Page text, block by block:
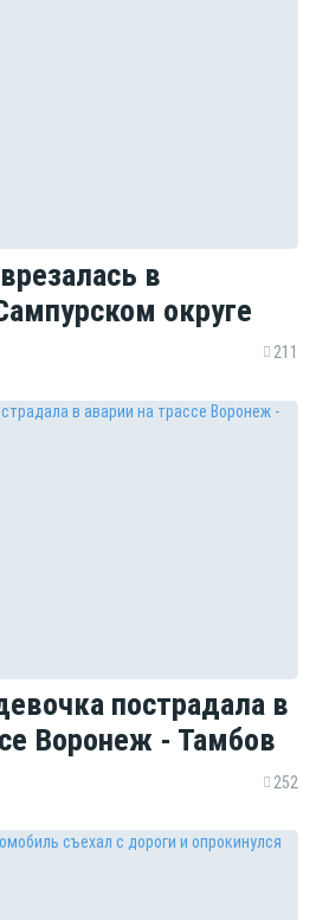
в
округе
211
пострадала в
Воронеж - Тамбов
252